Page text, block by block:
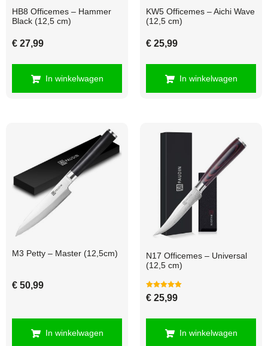
HB8 Officemes – Hammer
Black (12,5 cm)
€ 27,99
In winkelwagen
KW5 Officemes – Aichi Wave
(12,5 cm)
€ 25,99
In winkelwagen
M3 Petty – Master (12,5cm)
€ 50,99
In winkelwagen
N17 Officemes – Universal
(12,5 cm)
Gewaardeerd
5.00
€ 25,99
In winkelwagen